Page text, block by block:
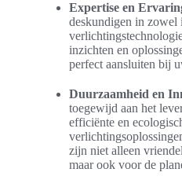
Expertise en
deskundigen in zowel
inzichten en
perfect aansluiten bij
Duurzaamheid en
toegewijd aan het
efficiënte en
zijn niet alleen
maar ook voor de